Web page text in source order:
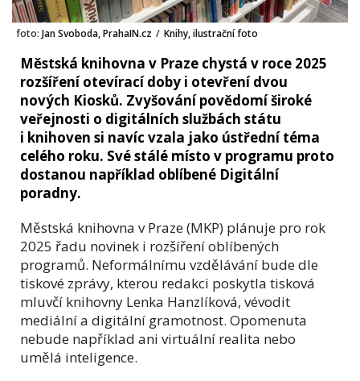
foto: Jan Svoboda, PrahaIN.cz / Knihy, ilustrační foto
Městská knihovna v Praze chystá v roce 2025
rozšíření otevírací doby i otevření dvou
nových Kiosků. Zvyšování povědomí široké
veřejnosti o digitálních službách státu
i knihoven si navíc vzala jako ústřední téma
celého roku. Své stálé místo v programu proto
dostanou například oblíbené Digitální
poradny.
Městská knihovna v Praze (MKP) plánuje pro rok
2025 řadu novinek i rozšíření oblíbených
programů. Neformálnímu vzdělávání bude dle
tiskové zprávy, kterou redakci poskytla tisková
mluvčí knihovny Lenka Hanzlíková, vévodit
mediální a digitální gramotnost. Opomenuta
nebude například ani virtuální realita nebo
umělá inteligence.